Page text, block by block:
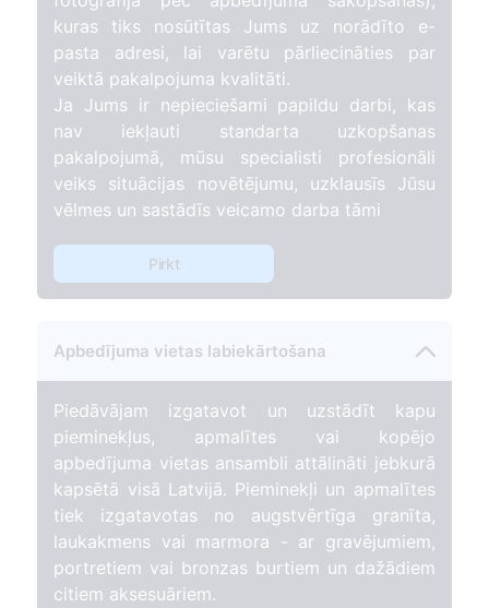
kuras tiks nosūtītas Jums uz norādīto e-
pasta adresi, lai varētu pārliecināties par
veiktā pakalpojuma kvalitāti.
Ja Jums ir nepieciešami papildu darbi, kas
nav iekļauti standarta uzkopšanas
pakalpojumā, mūsu specialisti profesionāli
veiks situācijas novētējumu, uzklausīs Jūsu
vēlmes un sastādīs veicamo darba tāmi
Pirkt
Apbedījuma vietas labiekārtošana
Piedāvājam izgatavot un uzstādīt kapu
pieminekļus, apmalītes vai kopējo
apbedījuma vietas ansambli attālināti jebkurā
kapsētā visā Latvijā. Pieminekļi un apmalītes
tiek izgatavotas no augstvērtīga granīta,
laukakmens vai marmora - ar gravējumiem,
portretiem vai bronzas burtiem un dažādiem
citiem aksesuāriem.